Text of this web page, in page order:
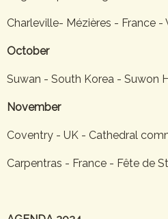
Charleville- Mézières - France
October
Suwan - South Korea - Suwon
November
Coventry - UK - Cathedral
Carpentras - France - Fête de